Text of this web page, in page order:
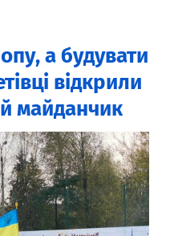
а будувати
відкрили
майданчик